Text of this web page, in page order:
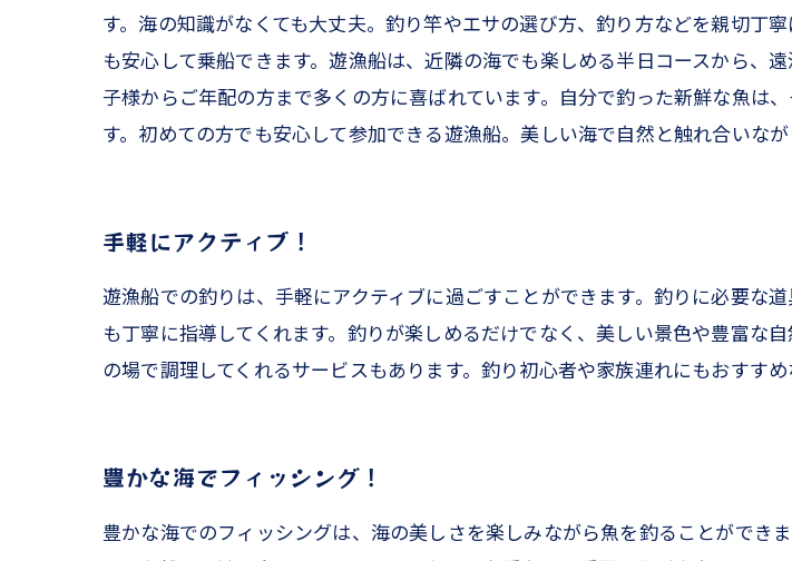
す。海の知識がなくても大丈夫。釣り竿やエサの選び方、釣り方などを親切丁
も安心して乗船できます。遊漁船は、近隣の海でも楽しめる半日コースから、
子様からご年配の方まで多くの方に喜ばれています。自分で釣った新鮮な魚は
す。初めての方でも安心して参加できる遊漁船。美しい海で自然と触れ合いな
手軽にアクティブ！
遊漁船での釣りは、手軽にアクティブに過ごすことができます。釣りに必要な
も丁寧に指導してくれます。釣りが楽しめるだけでなく、美しい景色や豊富な
の場で調理してくれるサービスもあります。釣り初心者や家族連れにもおすす
豊かな海でフィッシング！
豊かな海でのフィッシングは、海の美しさを楽しみながら魚を釣ることができ